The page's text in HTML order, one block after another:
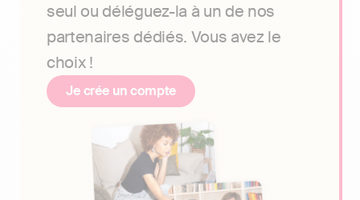
seul ou déléguez-la à un de nos
partenaires dédiés. Vous avez le
choix !
Je crée un compte